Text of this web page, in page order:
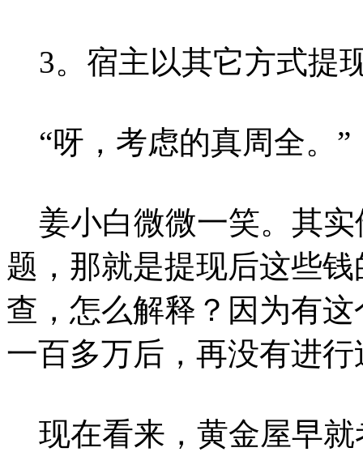
3。宿主以其它方式提
“呀，考虑的真周全。”
姜小白微微一笑。其实
题，那就是提现后这些
查，怎么解释？因为有
一百多万后，再没有进
现在看来，黄金屋早就